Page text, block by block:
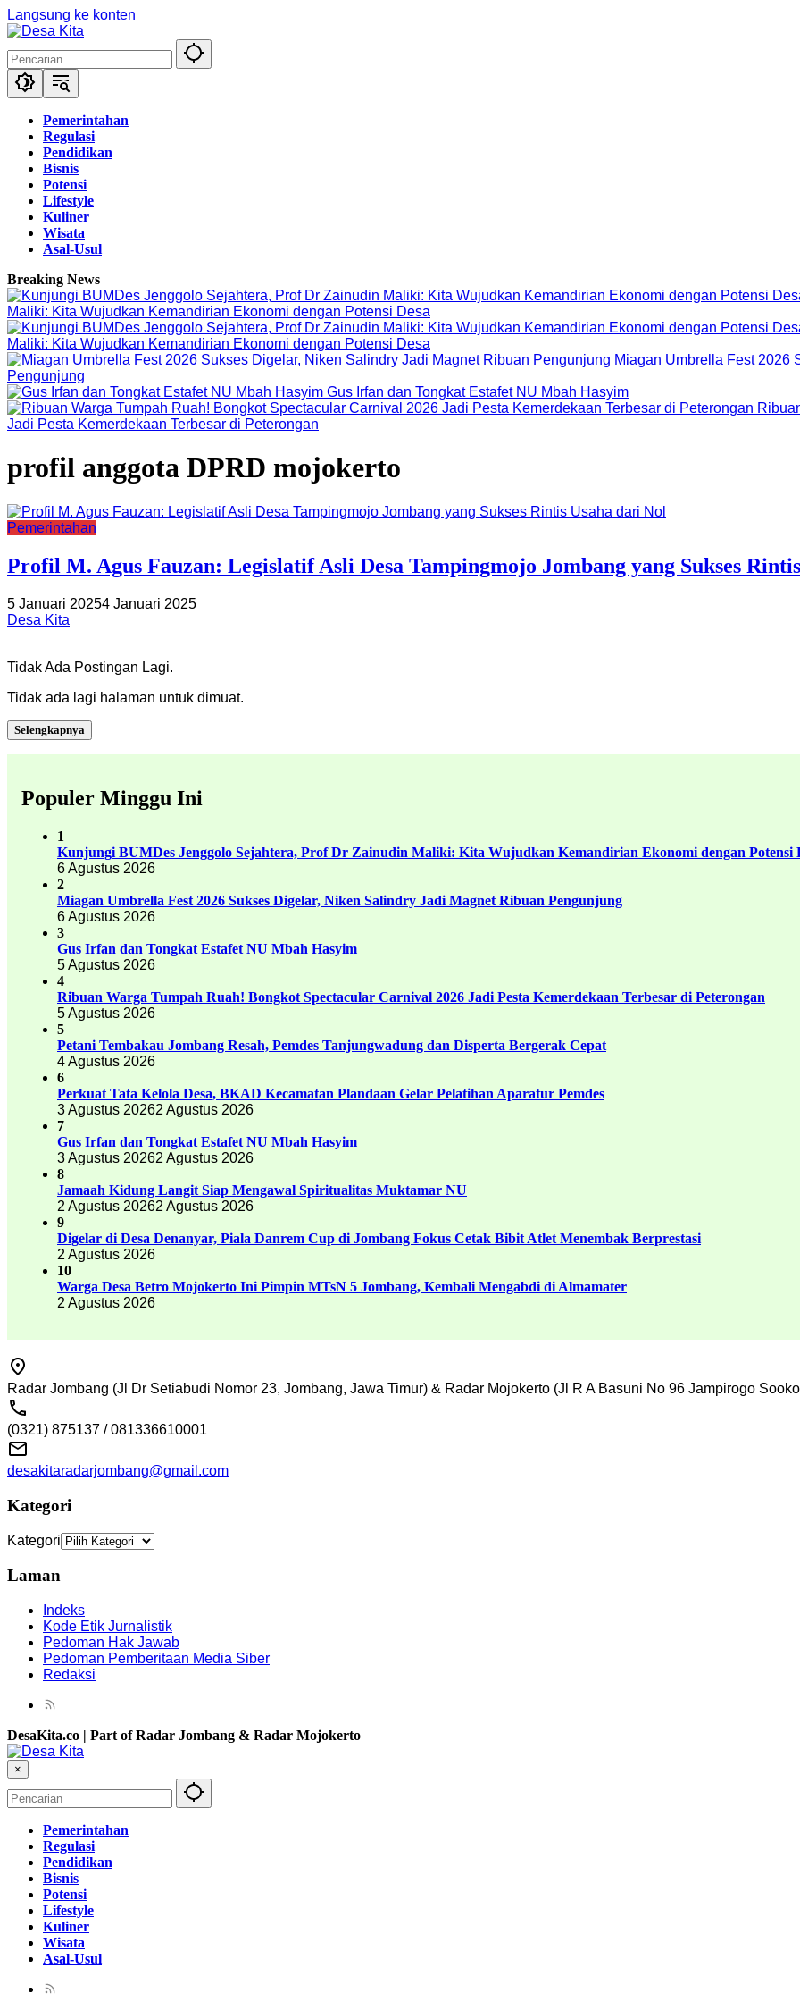
Langsung ke konten
Pemerintahan
Regulasi
Pendidikan
Bisnis
Potensi
Lifestyle
Kuliner
Wisata
Asal-Usul
Breaking News
Maliki: Kita Wujudkan Kemandirian Ekonomi dengan Potensi Desa
Maliki: Kita Wujudkan Kemandirian Ekonomi dengan Potensi Desa
Miagan Umbrella Fest 2026
Pengunjung
Gus Irfan dan Tongkat Estafet NU Mbah Hasyim
Jadi Pesta Kemerdekaan Terbesar di Peterongan
profil anggota DPRD mojokerto
Pemerintahan
Profil M. Agus Fauzan: Legislatif Asli Desa Tampingmojo Jombang yang Sukses
5 Januari 20254 Januari 2025
Desa Kita
Tidak Ada Postingan Lagi.
Tidak ada lagi halaman untuk dimuat.
Selengkapnya
Populer Minggu Ini
1
Kunjungi BUMDes Jenggolo Sejahtera, Prof Dr Zainudin Maliki: Kita Wujudkan Kemandirian Ekonomi dengan Potensi
6 Agustus 2026
2
Miagan Umbrella Fest 2026 Sukses Digelar, Niken Salindry Jadi Magnet Ribuan Pengunjung
6 Agustus 2026
3
Gus Irfan dan Tongkat Estafet NU Mbah Hasyim
5 Agustus 2026
4
Ribuan Warga Tumpah Ruah! Bongkot Spectacular Carnival 2026 Jadi Pesta Kemerdekaan Terbesar di Peterongan
5 Agustus 2026
5
Petani Tembakau Jombang Resah, Pemdes Tanjungwadung dan Disperta Bergerak Cepat
4 Agustus 2026
6
Perkuat Tata Kelola Desa, BKAD Kecamatan Plandaan Gelar Pelatihan Aparatur Pemdes
3 Agustus 20262 Agustus 2026
7
Gus Irfan dan Tongkat Estafet NU Mbah Hasyim
3 Agustus 20262 Agustus 2026
8
Jamaah Kidung Langit Siap Mengawal Spiritualitas Muktamar NU
2 Agustus 20262 Agustus 2026
9
Digelar di Desa Denanyar, Piala Danrem Cup di Jombang Fokus Cetak Bibit Atlet Menembak Berprestasi
2 Agustus 2026
10
Warga Desa Betro Mojokerto Ini Pimpin MTsN 5 Jombang, Kembali Mengabdi di Almamater
2 Agustus 2026
Radar Jombang (Jl Dr Setiabudi Nomor 23, Jombang, Jawa Timur) & Radar Mojokerto (Jl R A Basuni No 96 Jampirogo
(0321) 875137 / 081336610001
desakitaradarjombang@gmail.com
Kategori
Kategori
Laman
Indeks
Kode Etik Jurnalistik
Pedoman Hak Jawab
Pedoman Pemberitaan Media Siber
Redaksi
DesaKita.co | Part of Radar Jombang & Radar Mojokerto
×
Pemerintahan
Regulasi
Pendidikan
Bisnis
Potensi
Lifestyle
Kuliner
Wisata
Asal-Usul